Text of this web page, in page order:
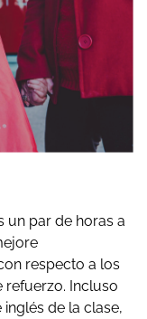
un par de horas a
respecto a los
refuerzo. Incluso
de la clase,